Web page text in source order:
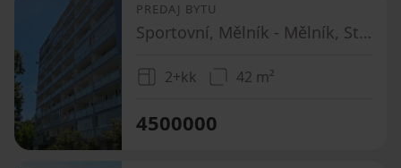
PREDAJ BYTU
Sportovní, Mělník - Mělník, Středočeský kraj
2+kk 42 m²
4500000